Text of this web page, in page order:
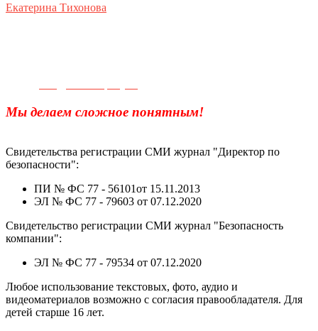
Екатерина Тихонова
Мы делаем сложное понятным!
Свидетельства регистрации СМИ журнал "Директор по
безопасности":
ПИ № ФС 77 - 56101от 15.11.2013
ЭЛ № ФС 77 - 79603 от 07.12.2020
Свидетельство регистрации СМИ журнал "Безопасность
компании":
ЭЛ № ФС 77 - 79534 от 07.12.2020
Любое использование текстовых, фото, аудио и
видеоматериалов возможно с согласия правообладателя. Для
детей старше 16 лет.